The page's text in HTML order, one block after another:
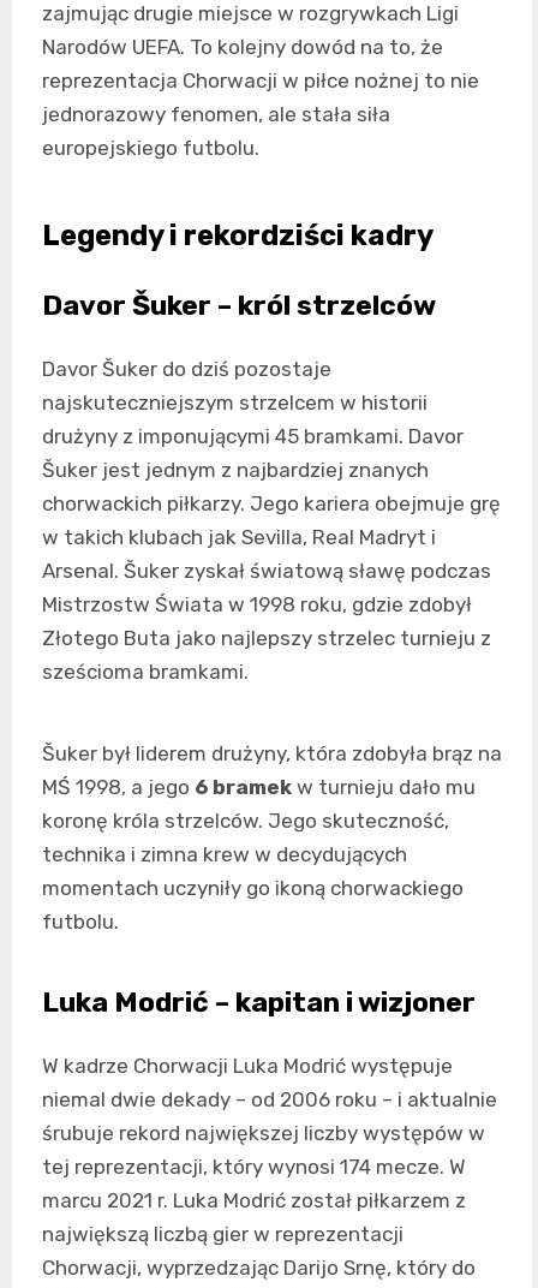
zajmując drugie miejsce w rozgrywkach Ligi
Narodów UEFA. To kolejny dowód na to, że
reprezentacja Chorwacji w piłce nożnej to nie
jednorazowy fenomen, ale stała siła
europejskiego futbolu.
Legendy i rekordziści kadry
Davor Šuker – król strzelców
Davor Šuker do dziś pozostaje
najskuteczniejszym strzelcem w historii
drużyny z imponującymi 45 bramkami. Davor
Šuker jest jednym z najbardziej znanych
chorwackich piłkarzy. Jego kariera obejmuje grę
w takich klubach jak Sevilla, Real Madryt i
Arsenal. Šuker zyskał światową sławę podczas
Mistrzostw Świata w 1998 roku, gdzie zdobył
Złotego Buta jako najlepszy strzelec turnieju z
sześcioma bramkami.
Šuker był liderem drużyny, która zdobyła brąz na
MŚ 1998, a jego 6 bramek w turnieju dało mu
koronę króla strzelców. Jego skuteczność,
technika i zimna krew w decydujących
momentach uczyniły go ikoną chorwackiego
futbolu.
Luka Modrić – kapitan i wizjoner
W kadrze Chorwacji Luka Modrić występuje
niemal dwie dekady – od 2006 roku – i aktualnie
śrubuje rekord największej liczby występów w
tej reprezentacji, który wynosi 174 mecze. W
marcu 2021 r. Luka Modrić został piłkarzem z
największą liczbą gier w reprezentacji
Chorwacji, wyprzedzając Darijo Srnę, który do